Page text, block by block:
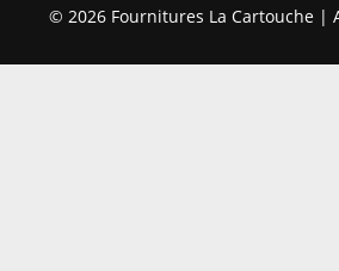
© 2026 Fournitures La Cartouche |